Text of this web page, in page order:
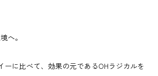
へ。
ーに比べて、効果の元であるOHラジカルを